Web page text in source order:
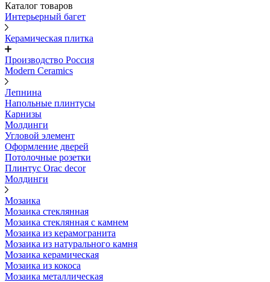
Каталог товаров
Интерьерный багет
Керамическая плитка
Производство Россия
Modern Ceramics
Лепнина
Напольные плинтусы
Карнизы
Молдинги
Угловой элемент
Оформление дверей
Потолочные розетки
Плинтус Orac decor
Молдинги
Мозаика
Мозаика стеклянная
Мозаика стеклянная с камнем
Мозаика из керамогранита
Мозаика из натурального камня
Мозаика керамическая
Мозаика из кокоса
Мозаика металлическая